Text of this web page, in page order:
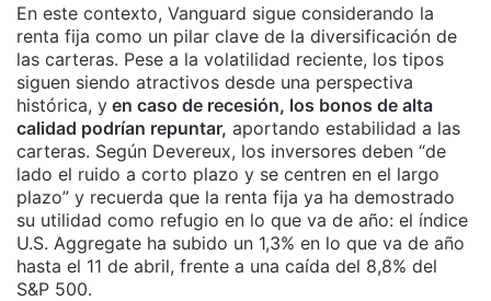
En este contexto, Vanguard sigue considerando la
renta fija como un pilar clave de la diversificación de
las carteras. Pese a la volatilidad reciente, los tipos
siguen siendo atractivos desde una perspectiva
histórica, y en caso de recesión, los bonos de alta
calidad podrían repuntar, aportando estabilidad a las
carteras. Según Devereux, los inversores deben “de
lado el ruido a corto plazo y se centren en el largo
plazo” y recuerda que la renta fija ya ha demostrado
su utilidad como refugio en lo que va de año: el índice
U.S. Aggregate ha subido un 1,3% en lo que va de año
hasta el 11 de abril, frente a una caída del 8,8% del
S&P 500.